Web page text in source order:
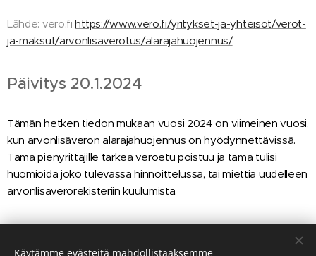
Lähde: vero.fihttps://www.vero.fi/yritykset-ja-yhteisot/verot-
ja-maksut/arvonlisaverotus/alarajahuojennus/
Päivitys 20.1.2024
Tämän hetken tiedon mukaan vuosi 2024 on viimeinen vuosi,
kun arvonlisäveron alarajahuojennus on hyödynnettävissä.
Tämä pienyrittäjille tärkeä veroetu poistuu ja tämä tulisi
huomioida joko tulevassa hinnoittelussa, tai miettiä uudelleen
arvonlisäverorekisteriin kuulumista.
Käytämme evästeitä mahdollistaaksemme